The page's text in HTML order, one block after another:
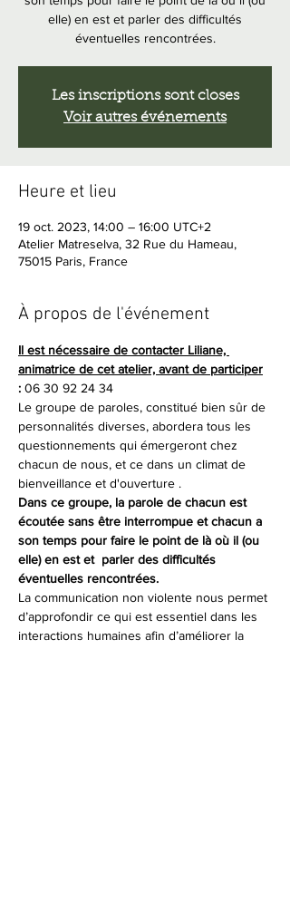
elle) en est et parler des difficultés
éventuelles rencontrées.
Les inscriptions sont closes
Voir autres événements
Heure et lieu
19 oct. 2023, 14:00 – 16:00 UTC+2
Atelier Matreselva, 32 Rue du Hameau,
75015 Paris, France
À propos de l'événement
Il est nécessaire de contacter Liliane,
animatrice de cet atelier, avant de participer
: 06 30 92 24 34
Le groupe de paroles, constitué bien sûr de
personnalités diverses, abordera tous les
questionnements qui émergeront chez
chacun de nous, et ce dans un climat de
bienveillance et d'ouverture .
Dans ce groupe, la parole de chacun est
écoutée sans être interrompue et chacun a
son temps pour faire le point de là où il (ou
elle) en est et  parler des difficultés
éventuelles rencontrées.
La communication non violente nous permet
d’approfondir ce qui est essentiel dans les
interactions humaines afin d’améliorer la